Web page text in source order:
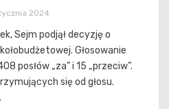
2024
Sejm podjął decyzję o
Głosowanie
posłów „za” i 15 „przeciw”.
się od głosu.